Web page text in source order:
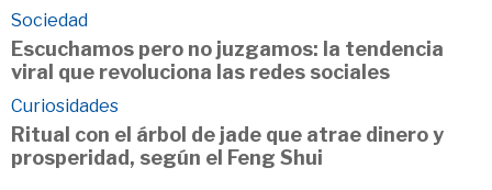
Sociedad
Escuchamos pero no juzgamos: la tendencia
viral que revoluciona las redes sociales
Curiosidades
Ritual con el árbol de jade que atrae dinero y
prosperidad, según el Feng Shui